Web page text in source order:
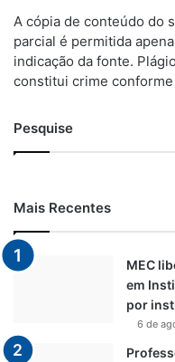
A cópia de conteúdo do
parcial é permitida
indicação da fonte.
constitui crime conforme
Pesquise
Mais Recentes
MEC
em
por
6 de